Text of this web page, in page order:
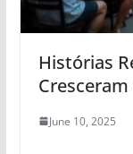
Histórias
June 10, 2025